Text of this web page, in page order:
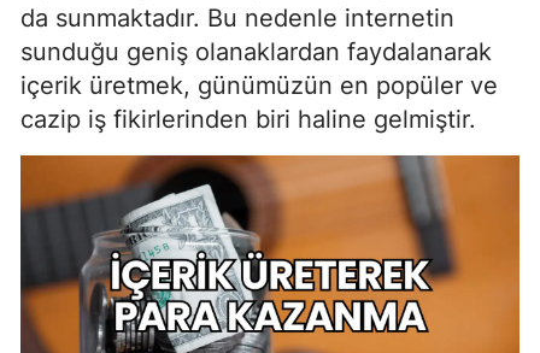
da sunmaktadır. Bu nedenle internetin
sunduğu geniş olanaklardan faydalanarak
içerik üretmek, günümüzün en popüler ve
cazip iş fikirlerinden biri haline gelmiştir.